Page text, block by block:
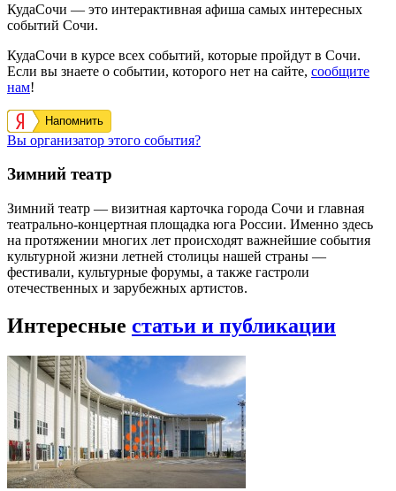
КудаСочи — это интерактивная афиша самых интересных
событий Сочи.
КудаСочи в курсе всех событий, которые пройдут в Сочи.
Если вы знаете о событии, которого нет на сайте, сообщите
нам!
Напомнить
Вы организатор этого события?
Зимний театр
Зимний театр — визитная карточка города Сочи и главная
театрально-концертная площадка юга России. Именно здесь
на протяжении многих лет происходят важнейшие события
культурной жизни летней столицы нашей страны —
фестивали, культурные форумы, а также гастроли
отечественных и зарубежных артистов.
Интересные статьи и публикации